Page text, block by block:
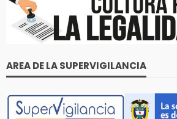
AREA DE LA SUPERVIGILANCIA